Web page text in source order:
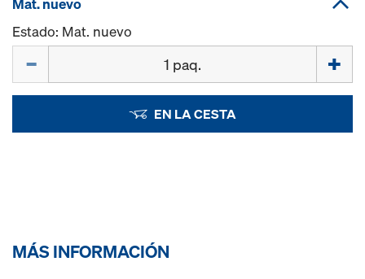
Estado: Mat. nuevo
EN LA CESTA
MÁS INFORMACIÓN